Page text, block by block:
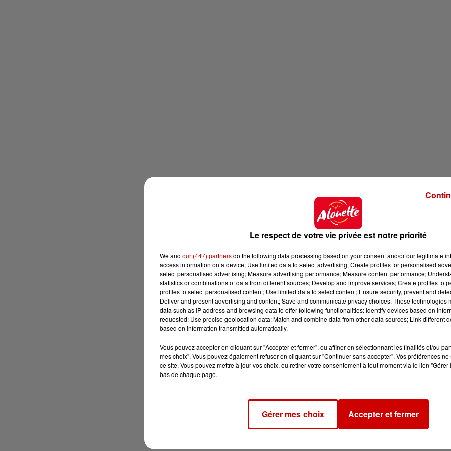
Le respect de votre vie privée est notre priorité
We and our (447) partnersdo the following data processing based on your consent and/or our legitimate
access information on a device; Use limited data to select advertising; Create profiles for personalised
select personalised advertising; Measure advertising performance; Measure content performance;
statistics or combinations of data from different sources; Develop and improve services; Create profiles to
profiles to select personalised content; Use limited data to select content; Ensure security, prevent and
Deliver and present advertising and content; Save and communicate privacy choices. These technologies
data such as IP address and browsing data to offer following functionalities: Identify devices based on
requested; Use precise geolocation data; Match and combine data from other data sources; Link different
based on information transmitted automatically.
Vous pouvez accepter en cliquant sur "Accepter et fermer", ou affiner en sélectionnant les finalités et/ou
mes choix". Vous pouvez également refuser en cliquant sur "Continuer sans accepter". Vos préférences
ce site. Vous pouvez mettre à jour vos choix, ou retirer votre consentement à tout moment via le lien
bas de chaque page.
Gérer mes choix Accepter et fermer